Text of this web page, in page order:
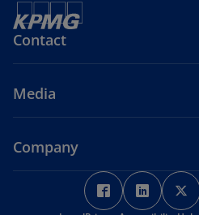
Contact
Media
Company
o
p
o
p